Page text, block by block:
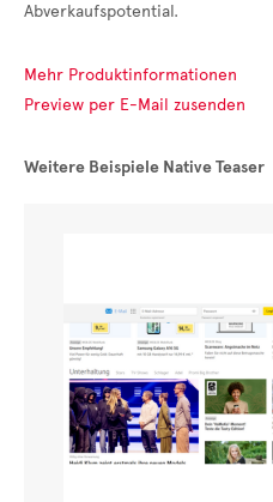
Abverkaufspotential.
Mehr Produktinformationen
Preview per E-Mail zusenden
Weitere Beispiele Native Teaser